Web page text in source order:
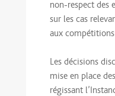
non-respect des
sur les cas
aux compétitions
Les décisions
mise en place
régissant